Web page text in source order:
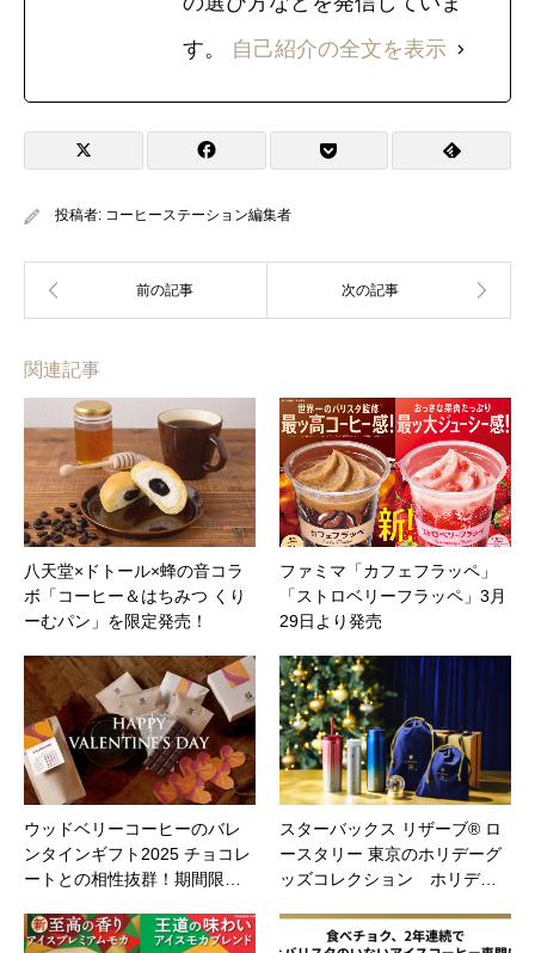
す。 自己紹介の全文を表示
投稿者: コーヒーステーション編集者
関連記事
八天堂×ドトール×蜂の音コラ
ボ「コーヒー＆はちみつ くり
ーむパン」を限定発売！
ファミマ「カフェフラッペ」
「ストロベリーフラッペ」3月
29日より発売
ウッドベリーコーヒーのバレ
ンタインギフト2025 チョコレ
ートとの相性抜群！期間限…
スターバックス リザーブ® ロ
ースタリー 東京のホリデーグ
ッズコレクション ホリデ…